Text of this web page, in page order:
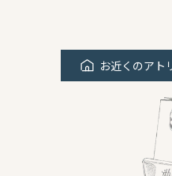
お近くのアト